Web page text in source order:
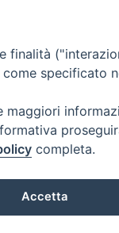
finalità
specificato
maggiori
completa.
Accetta